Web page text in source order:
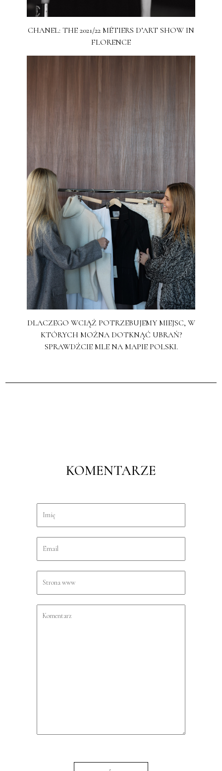
CHANEL: THE 2021/22 MÉTIERS D’ART SHOW IN
FLORENCE
DLACZEGO WCIĄŻ POTRZEBUJEMY MIEJSC, W
KTÓRYCH MOŻNA DOTKNĄĆ UBRAŃ?
SPRAWDŹCIE MLE NA MAPIE POLSKI.
KOMENTARZE